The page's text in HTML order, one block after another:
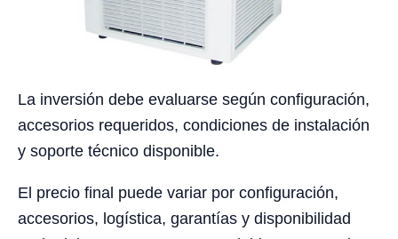
La inversión debe evaluarse según configuración,
accesorios requeridos, condiciones de instalación
y soporte técnico disponible.
El precio final puede variar por configuración,
accesorios, logística, garantías y disponibilidad